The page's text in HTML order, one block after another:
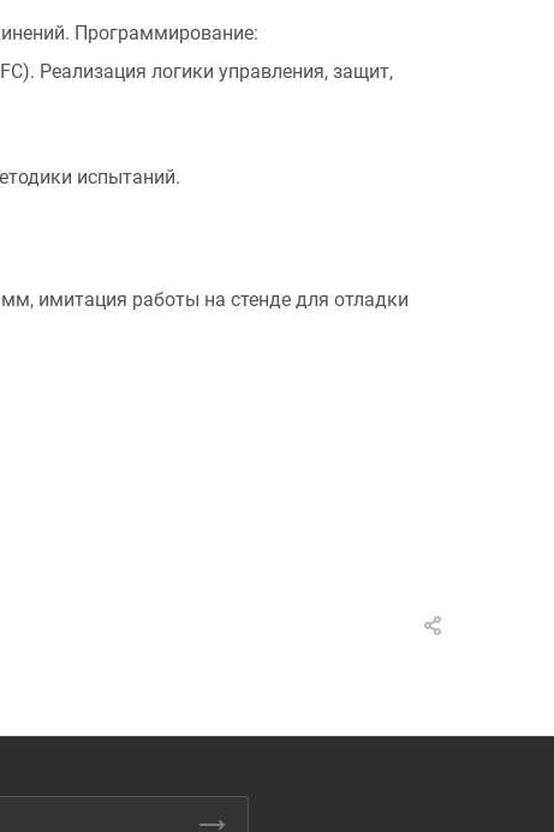
Программирование:
Реализация логики управления, защит,
испытаний.
имитация работы на стенде для отладки